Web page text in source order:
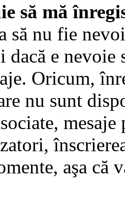
să mă
să nu fie
e nevoie
Oricum,
nu sunt
aşa că